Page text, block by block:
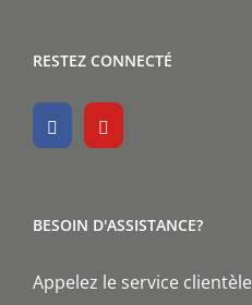
RESTEZ CONNECTÉ
BESOIN D'ASSISTANCE?
Appelez le service clientèle